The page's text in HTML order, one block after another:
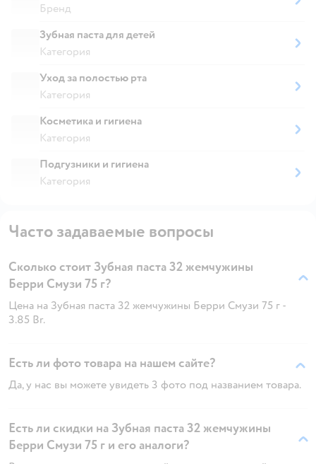
Бренд
Зубная паста для детей
Категория
Уход за полостью рта
Категория
Косметика и гигиена
Категория
Подгузники и гигиена
Категория
Часто задаваемые вопросы
Сколько стоит Зубная паста 32 жемчужины
Берри Смузи 75 г?
Цена на Зубная паста 32 жемчужины Берри Смузи 75 г -
3.85 Br.
Есть ли фото товара на нашем сайте?
Да, у нас вы можете увидеть 3 фото под названием товара.
Есть ли скидки на Зубная паста 32 жемчужины
Берри Смузи 75 г и его аналоги?